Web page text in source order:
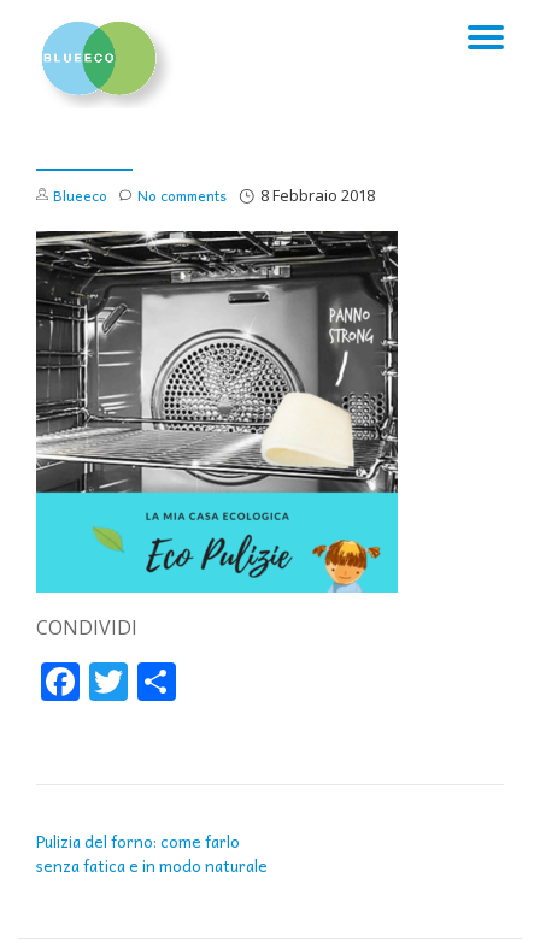
Blueeco 8 Febbraio 2018
No comments
CONDIVIDI
FacebookTwitter
Pulizia del forno: come farlo
senza fatica e in modo naturale